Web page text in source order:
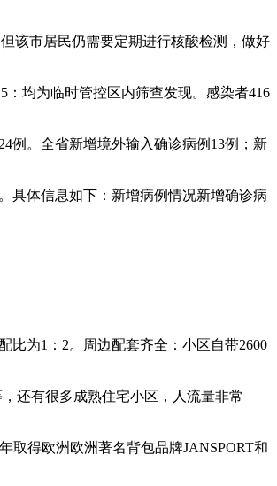
该市居民仍需要定期进行核酸检测，做好
均为临时管控区内筛查发现。感染者416
例。全省新增境外输入确诊病例13例；新
具体信息如下：新增病例情况新增确诊病
比为1：2。周边配套齐全：小区自带2600
还有很多成熟住宅小区，人流量非常
取得欧洲欧洲著名背包品牌JANSPORT和